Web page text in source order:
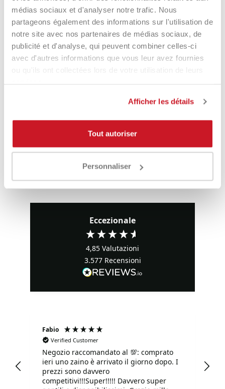
médias sociaux et d'analyser notre trafic. Nous
partageons également des informations sur l'utilisation de
notre site avec nos partenaires de médias sociaux, de
publicité et d'analyse, qui peuvent combiner celles-ci
avec d'autres informations que vous leur avez fournies
ou qu'ils ont collectées lors de votre utilisation de leurs
Afficher les détails
Tout autoriser
Personnaliser
200,00 €
119,90 €
150,00 €
84,90 €
Eccezionale
4,85 Valutazioni
3.577 Recensioni
Fabio
Verified Customer
Negozio raccomandato al 💯: comprato
ieri uno zaino è arrivato il giorno dopo. I
prezzi sono davvero
competitivi!!!Super!!!!! Davvero super